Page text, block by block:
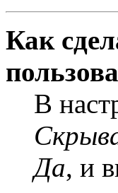
Как
В
Да, и